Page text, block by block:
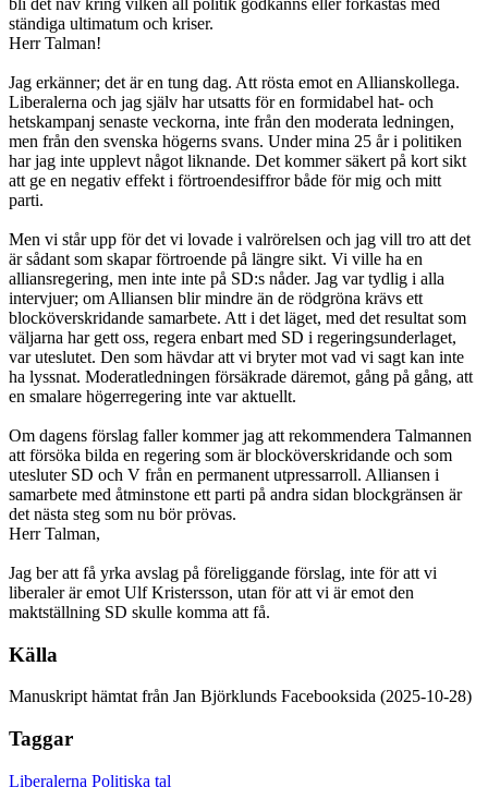
bli det nav kring vilken all politik godkänns eller förkastas med
ständiga ultimatum och kriser.
Herr Talman!
Jag erkänner; det är en tung dag. Att rösta emot en Allianskollega.
Liberalerna och jag själv har utsatts för en formidabel hat- och
hetskampanj senaste veckorna, inte från den moderata ledningen,
men från den svenska högerns svans. Under mina 25 år i politiken
har jag inte upplevt något liknande. Det kommer säkert på kort sikt
att ge en negativ effekt i förtroendesiffror både för mig och mitt
parti.
Men vi står upp för det vi lovade i valrörelsen och jag vill tro att det
är sådant som skapar förtroende på längre sikt. Vi ville ha en
alliansregering, men inte inte på SD:s nåder. Jag var tydlig i alla
intervjuer; om Alliansen blir mindre än de rödgröna krävs ett
blocköverskridande samarbete. Att i det läget, med det resultat som
väljarna har gett oss, regera enbart med SD i regeringsunderlaget,
var uteslutet. Den som hävdar att vi bryter mot vad vi sagt kan inte
ha lyssnat. Moderatledningen försäkrade däremot, gång på gång, att
en smalare högerregering inte var aktuellt.
Om dagens förslag faller kommer jag att rekommendera Talmannen
att försöka bilda en regering som är blocköverskridande och som
utesluter SD och V från en permanent utpressarroll. Alliansen i
samarbete med åtminstone ett parti på andra sidan blockgränsen är
det nästa steg som nu bör prövas.
Herr Talman,
Jag ber att få yrka avslag på föreliggande förslag, inte för att vi
liberaler är emot Ulf Kristersson, utan för att vi är emot den
maktställning SD skulle komma att få.
Källa
Manuskript hämtat från Jan Björklunds Facebooksida (2025-10-28)
Taggar
Liberalerna Politiska tal